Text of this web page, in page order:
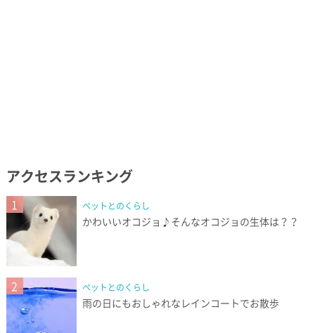
アクセスランキング
1 ペットとのくらし
かわいいオコジョ♪そんなオコジョの生体は？？
2 ペットとのくらし
雨の日にもおしゃれなレインコートでお散歩